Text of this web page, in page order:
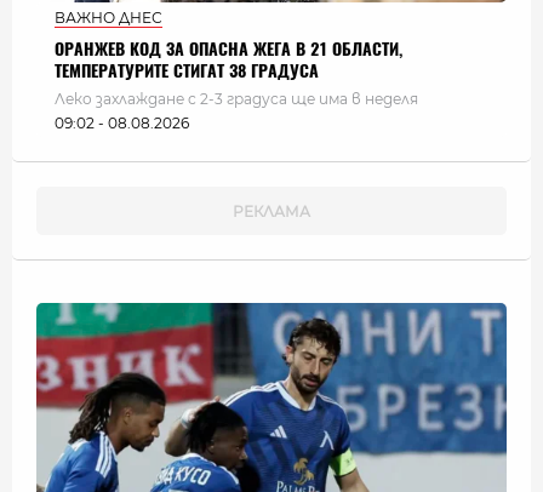
ВАЖНО ДНЕС
ОРАНЖЕВ КОД ЗА ОПАСНА ЖЕГА В 21 ОБЛАСТИ,
ТЕМПЕРАТУРИТЕ СТИГАТ 38 ГРАДУСА
Леко захлаждане с 2-3 градуса ще има в неделя
09:02 - 08.08.2026